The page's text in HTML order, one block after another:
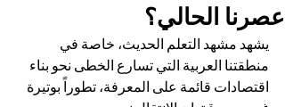
عصرنا الحالي؟
يشهد مشهد التعلم الحديث، خاصة في
منطقتنا العربية التي تسارع الخطى نحو بناء
اقتصادات قائمة على المعرفة، تطوراً بوتيرة